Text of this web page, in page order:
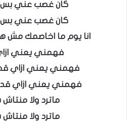
كان غصب عني
كان غصب عني
انا يوم ما اخاصمك مش
فهمني يعني
فهمني يعني ازاي
فهمني يعني ازاي
ماترد ولا
ماترد ولا